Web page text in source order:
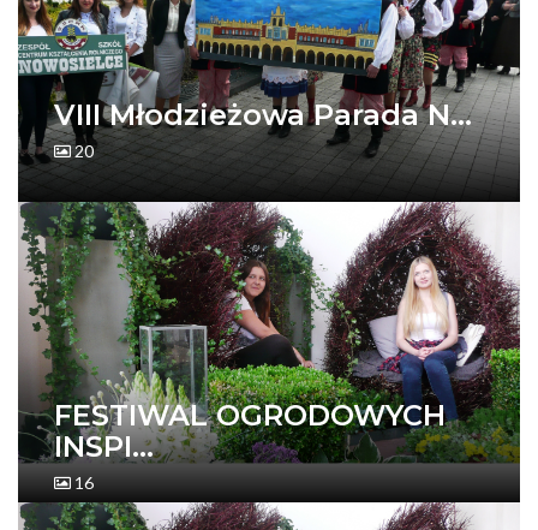
VIII Młodzieżowa Parada N...
20
FESTIWAL OGRODOWYCH
INSPI...
16